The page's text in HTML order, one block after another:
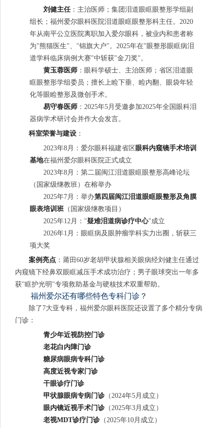
刘健主任 ：主治医师；集团泪道眼眶眼整形学组副
组长；福州爱尔眼科医院泪道眼眶眼整形科主任。2020
年从南平公立医院离职加入爱尔眼科，被业内和患者称
为"熊猫医生"、"锦旗大户"。2025年在"眼整形眼眶病泪
道学科临床病例大赛"中斩获"金刀奖"。
黄玉蓉医师 ：眼科学硕士、主治医师；省区泪道眼
眶眼整形学组委员；擅长上睑下垂、睑内翻、眼袋年轻
化等眼睑整形及微创手术。
易守春医师 ：2025年5月受邀参加2025年全国眼科泪
器病学术研讨会并作大会发言。
科室荣誉与建设 ：
2023年8月：爱尔眼科福建省区 眼科内窥镜手术培训
基地在福州爱尔眼科医院正式成立
2023年8月：第二届闽江泪道眼眶眼整形高峰论坛
（国家级继教班）在榕举办
2025年7月：举办第四届闽江泪道眼眶眼整形及角膜
眼表培训班 （国家级继教项目）
2025年12月："疑难泪道病诊疗中心"成立
2026年1月：眼眶病及眼肿瘤学科实力出圈，斩获三
项大奖
案例亮点 ：莆田60岁老胡甲状腺相关眼病经刘健主任通过
内窥镜下经鼻双眼眶减压手术成功治疗；男子眼球突出一年多
获"眶护光明"专项救助基金与硬核技术双重帮助。
福州爱尔还有哪些特色专科门诊？
除了7大亚专科，福州爱尔眼科医院还设置了多个精分专病
门诊：
青少年近视防控门诊
老花白内障门诊
糖尿病眼病专科门诊
高度近视专家门诊
干眼诊疗门诊
甲状腺眼病专病门诊（2024年5月成立）
眼内镜近视手术门诊（2025年3月成立）
老视MDT诊疗门诊（2025年10月成立）